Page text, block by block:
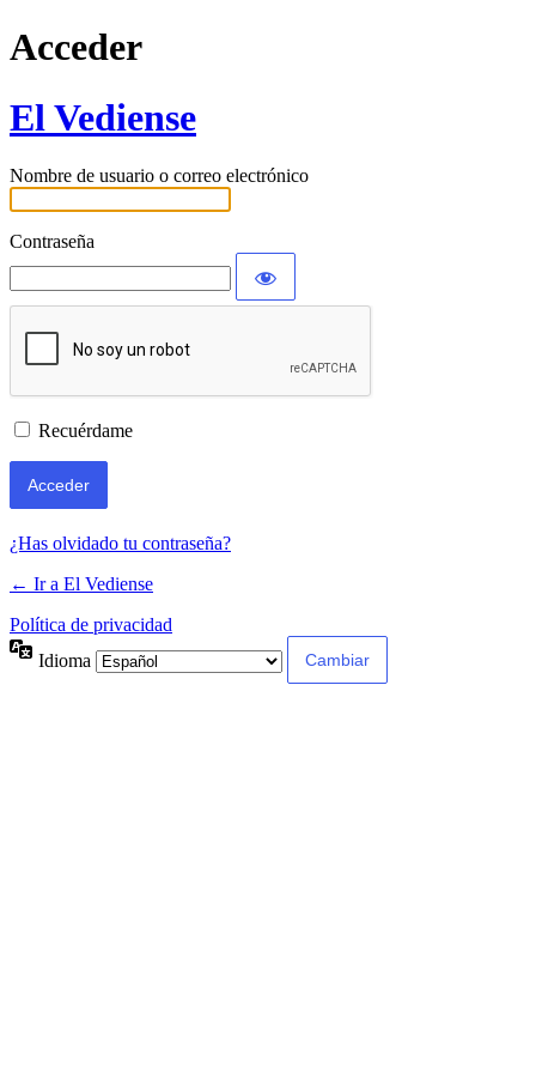
Acceder
El Vediense
Nombre de usuario o correo electrónico
Contraseña
Recuérdame
¿Has olvidado tu contraseña?
← Ir a El Vediense
Política de privacidad
Idioma